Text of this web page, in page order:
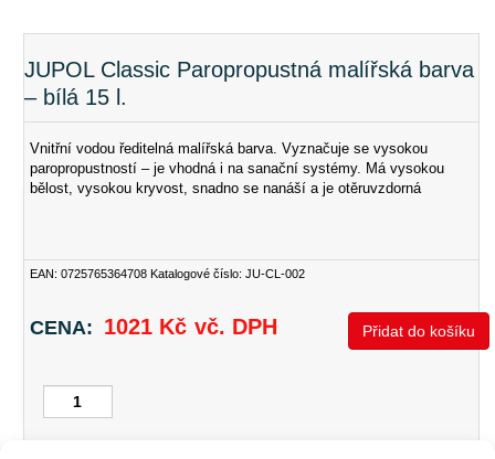
tuto službu
JUPOL Classic Paropropustná malířská barva
– bílá 15 l.
Vnitřní vodou ředitelná malířská barva. Vyznačuje se vysokou
paropropustností – je vhodná i na sanační systémy. Má vysokou
bělost, vysokou kryvost, snadno se nanáší a je otěruvzdorná
EAN: 0725765364708 Katalogové číslo: JU-CL-002
CENA: 1021 Kč vč. DPH
JUPOL
Paropropustná
malířská
Přidat do košíku